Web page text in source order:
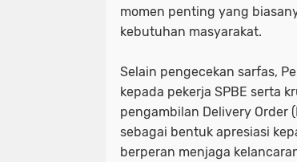
momen penting yang
kebutuhan masyarakat.
Selain pengecekan sarfas,
kepada pekerja SPBE serta
pengambilan Delivery Order
sebagai bentuk apresiasi
berperan menjaga